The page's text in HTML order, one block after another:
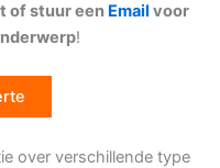
of stuur een Email voor
!
over verschillende type